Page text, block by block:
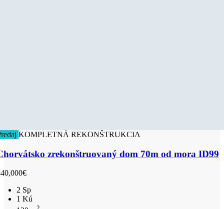
KOMPLETNÁ REKONŠTRUKCIA
zrekonštruovaný dom 70m od mora ID99
2 Sp
1 Kú
2